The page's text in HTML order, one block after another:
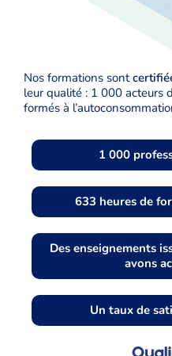
Nos formations sont
leur qualité : 1 000 acteurs
formés à
1 000
633 heures de
Des enseignements
avons
Un taux de